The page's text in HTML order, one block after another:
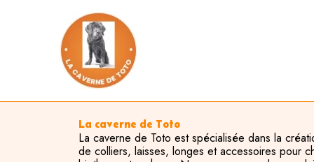
La caverne de Toto
La caverne de Toto est spécialisée dans la
de colliers, laisses, longes et accessoires pour